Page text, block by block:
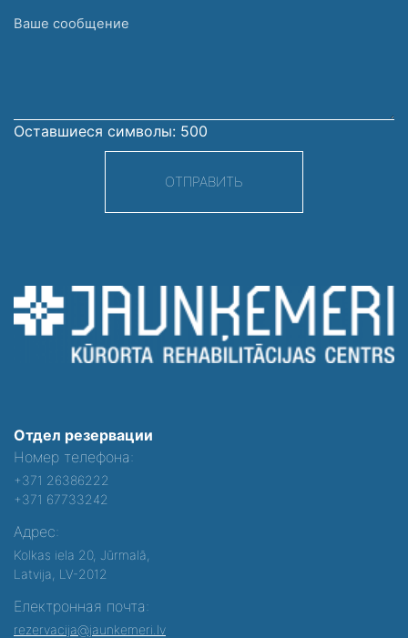
Ваше
Оставшиеся символы: 500
ОТПРАВИТЬ
Отдел резервации
Номер телефона:
+371 26386222
+371 67733242
Адрес:
Kolkas iela 20, Jūrmalā,
Latvija, LV-2012
Електронная почта:
rezervacija@jaunkemeri.lv